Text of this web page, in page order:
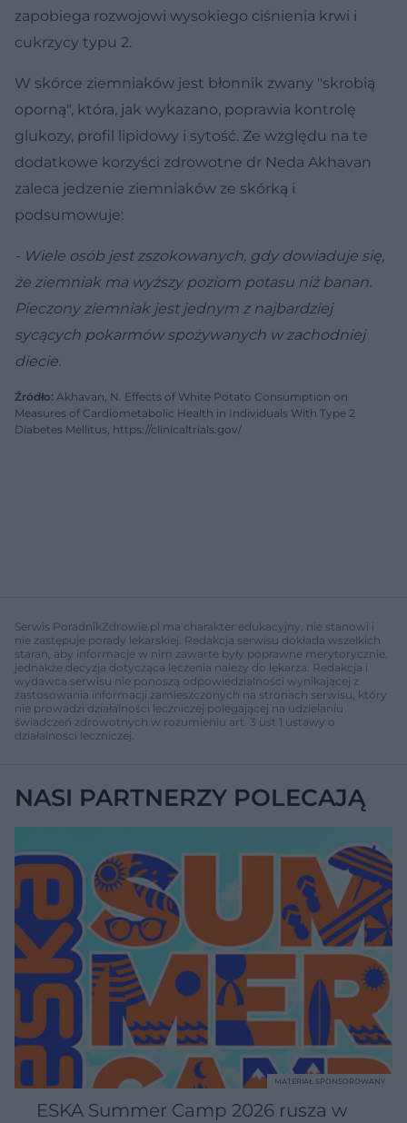
zapobiega rozwojowi wysokiego ciśnienia krwi i
cukrzycy typu 2.
W skórce ziemniaków jest błonnik zwany "skrobią
oporną", która, jak wykazano, poprawia kontrolę
glukozy, profil lipidowy i sytość. Ze względu na te
dodatkowe korzyści zdrowotne dr Neda Akhavan
zaleca jedzenie ziemniaków ze skórką i
podsumowuje:
- Wiele osób jest zszokowanych, gdy dowiaduje się,
że ziemniak ma wyższy poziom potasu niż banan.
Pieczony ziemniak jest jednym z najbardziej
sycących pokarmów spożywanych w zachodniej
diecie.
Źródło: Akhavan, N. Effects of White Potato Consumption on
Measures of Cardiometabolic Health in Individuals With Type 2
Diabetes Mellitus, https://clinicaltrials.gov/
Serwis PoradnikZdrowie.pl ma charakter edukacyjny, nie stanowi i
nie zastępuje porady lekarskiej. Redakcja serwisu dokłada wszelkich
starań, aby informacje w nim zawarte były poprawne merytorycznie,
jednakże decyzja dotycząca leczenia należy do lekarza. Redakcja i
wydawca serwisu nie ponoszą odpowiedzialności wynikającej z
zastosowania informacji zamieszczonych na stronach serwisu, który
nie prowadzi działalności leczniczej polegającej na udzielaniu
świadczeń zdrowotnych w rozumieniu art. 3 ust 1 ustawy o
działalności leczniczej.
NASI PARTNERZY POLECAJĄ
ESKA Summer Camp 2026 rusza w
MATERIAŁ SPONSOROWANY